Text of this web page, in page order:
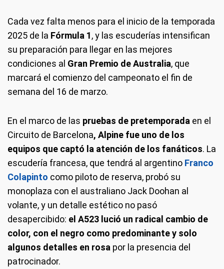
Cada vez falta menos para el inicio de la temporada
2025 de la Fórmula 1, y las escuderías intensifican
su preparación para llegar en las mejores
condiciones al Gran Premio de Australia, que
marcará el comienzo del campeonato el fin de
semana del 16 de marzo.
En el marco de las pruebas de pretemporada en el
Circuito de Barcelona, Alpine fue uno de los
equipos que captó la atención de los fanáticos. La
escudería francesa, que tendrá al argentino Franco
Colapinto como piloto de reserva, probó su
monoplaza con el australiano Jack Doohan al
volante, y un detalle estético no pasó
desapercibido: el A523 lució un radical cambio de
color, con el negro como predominante y solo
algunos detalles en rosa por la presencia del
patrocinador.